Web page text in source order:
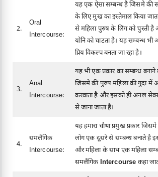
2.
Oral
Intercourse:
यह एक ऐसा सम्बन्ध है जिसमे की
के लिए मुख का इस्तेमाल किया
से महिला पुरुष के लिंग को चुस्ती है
योनि को चाटता है। यह सम्बन्ध
प्रिय विकल्प बनता जा रहा है।
3.
Anal
Intercourse:
यह भी एक प्रकार का सम्बन्ध बनाने
जिसमे की पुरुष महिला की गुदा में
करवाता है और इसको ही अनल
से जाना जाता है।
4.
समलैंगिक
Intercourse:
यह हमारा चौथा प्रमुख प्रकार
लोग एक दूसरे से सम्बन्ध बनाते है
और महिला के साथ एक महिला
समलैंगिक Intercourse कहा